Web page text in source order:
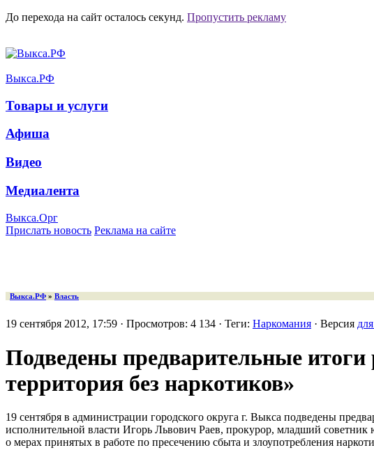
До перехода на сайт осталось секунд. Пропустить рекламу
Выкса.РФ
Товары и услуги
Афиша
Видео
Медиалента
Выкса.Орг
Прислать новость Реклама на сайте
Выкса.РФ » Власть
19 сентября 2012, 17:59 · Просмотров: 4 134 · Теги: Наркомания · Версия
Подведены предварительные
территория без наркотиков»
19 сентября в администрации городского округа г. Выкса подведены
исполнительной власти Игорь Львович Раев, прокурор, младший
о мерах принятых в работе по пресечению сбыта и злоупотребления